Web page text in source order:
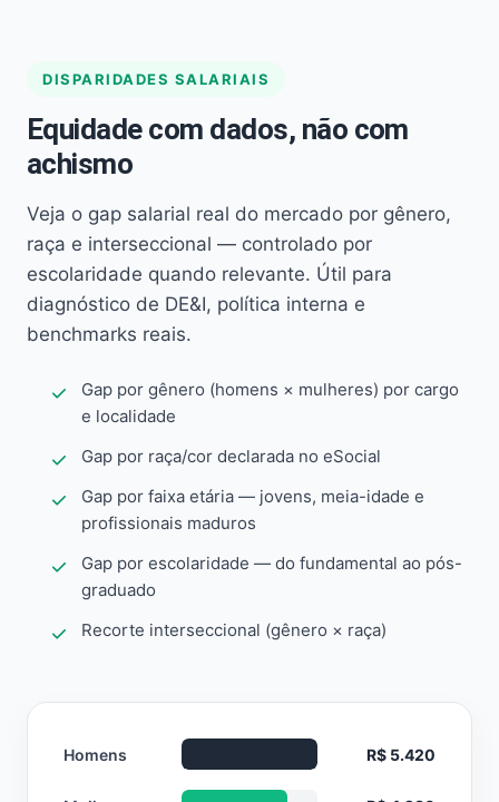
DISPARIDADES SALARIAIS
Equidade com dados, não com
achismo
Veja o gap salarial real do mercado por gênero,
raça e interseccional — controlado por
escolaridade quando relevante. Útil para
diagnóstico de DE&I, política interna e
benchmarks reais.
Gap por gênero (homens × mulheres) por cargo
e localidade
Gap por raça/cor declarada no eSocial
Gap por faixa etária — jovens, meia-idade e
profissionais maduros
Gap por escolaridade — do fundamental ao pós-
graduado
Recorte interseccional (gênero × raça)
Homens R$ 5.420